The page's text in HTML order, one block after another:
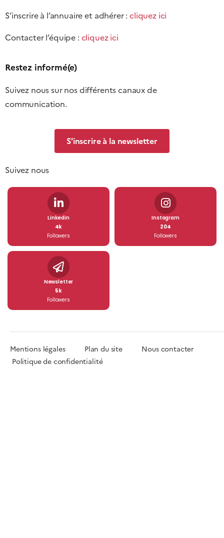
S’inscrire à l’annuaire et adhérer :cliquez ici
Contacter l’équipe : cliquez ici
Restez informé(e)
Suivez nous sur nos différents canaux de
communication.
S'inscrire à la newsletter
Suivez nous
Linkedin
4k
Followers
Instagram
204
Followers
Newsletter
5k
Followers
Mentions légales Plan du site Nous contacter
Politique de confidentialité